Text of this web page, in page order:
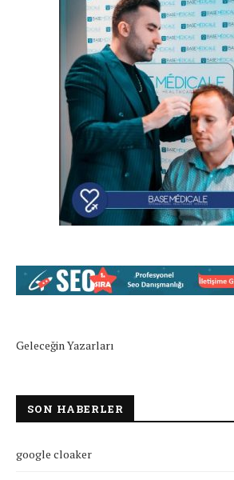
Geleceğin Yazarları
SON HABERLER
google cloaker